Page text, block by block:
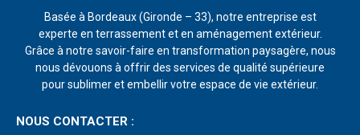
Basée à Bordeaux (Gironde – 33), notre entreprise est
experte en terrassement et en aménagement extérieur.
Grâce à notre savoir-faire en transformation paysagère, nous
nous dévouons à offrir des services de qualité supérieure
pour sublimer et embellir votre espace de vie extérieur.
NOUS CONTACTER :